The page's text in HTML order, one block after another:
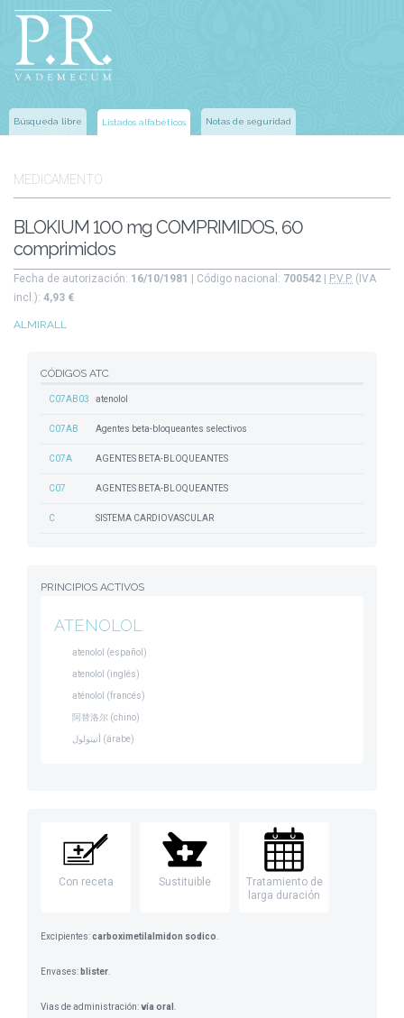
Búsqueda libre Listados alfabéticos Notas de seguridad
MEDICAMENTO
BLOKIUM 100 mg COMPRIMIDOS, 60
comprimidos
Fecha de autorización: 16/10/1981 | Código nacional: 700542 P.V.P. (IVA
incl.): 4,93 €
ALMIRALL
CÓDIGOS ATC
C07AB03 atenolol
C07AB Agentes beta-bloqueantes selectivos
C07A AGENTES BETA-BLOQUEANTES
C07 AGENTES BETA-BLOQUEANTES
C SISTEMA CARDIOVASCULAR
PRINCIPIOS ACTIVOS
ATENOLOL
atenolol (español)
atenolol (inglés)
aténolol (francés)
阿替洛尔 (chino)
أتينولول (árabe)
Con receta Sustituible
Tratamiento de
larga duración
Excipientes:carboximetilalmidon sodico
Envases: blister
Vias de administración:vía oral